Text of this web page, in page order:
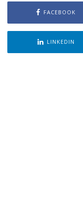
FACEBOOK
LINKEDIN